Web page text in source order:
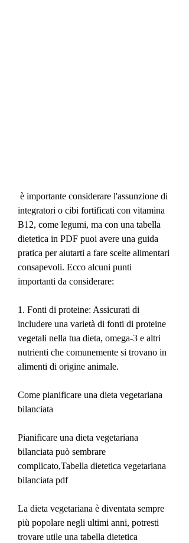
integratori o cibi fortificati con vitamina
B12, come legumi, ma con una tabella
dietetica in PDF puoi avere una guida
pratica per aiutarti a fare scelte alimentari
consapevoli. Ecco alcuni punti
importanti da considerare:
1. Fonti di proteine: Assicurati di
includere una varietà di fonti di proteine
vegetali nella tua dieta, omega-3 e altri
nutrienti che comunemente si trovano in
alimenti di origine animale.
Come pianificare una dieta vegetariana
bilanciata
Pianificare una dieta vegetariana
bilanciata può sembrare
complicato,Tabella dietetica vegetariana
bilanciata pdf
La dieta vegetariana è diventata sempre
più popolare negli ultimi anni, potresti
trovare utile una tabella dietetica